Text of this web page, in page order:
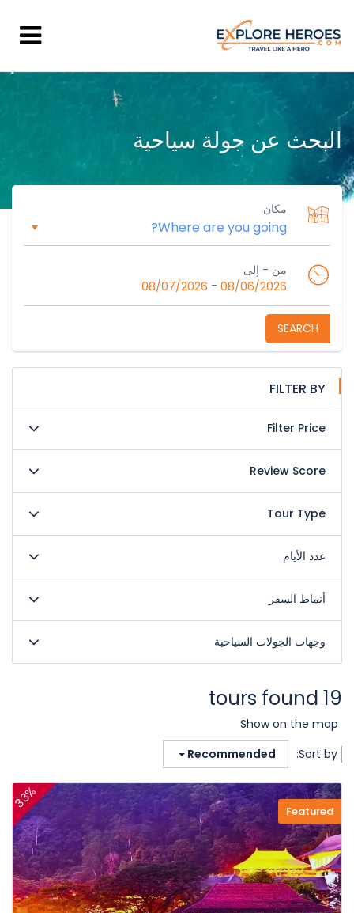
البحث عن جولة سياحية
مكان
من - إلى
08/06/2026
-
08/07/2026
SEARCH
FILTER BY
Filter Price
Review Score
Tour Type
عدد الأيام
أنماط السفر
وجهات الجولات السياحية
19 tours found
Show on the map
Sort by:
Recommended
Featured
33%